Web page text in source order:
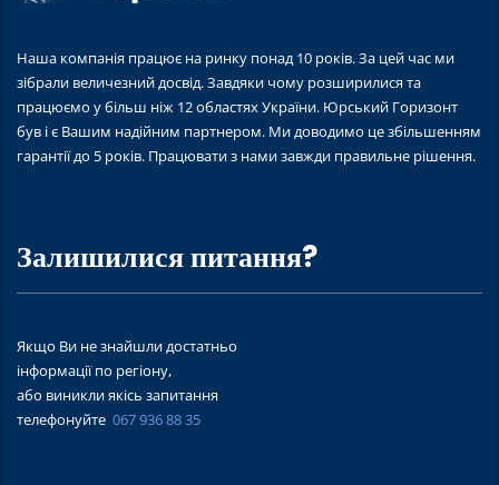
Наша компанія працює на ринку понад 10 років. За цей час ми
зібрали величезний досвід. Завдяки чому розширилися та
працюємо у більш ніж 12 областях України. Юрський Горизонт
був і є Вашим надійним партнером. Ми доводимо це збільшенням
гарантії до 5 років. Працювати з нами завжди правильне рішення.
Залишилися питання?
Якщо Ви не знайшли достатньо
інформації по регіону,
або виникли якісь запитання
телефонуйте 067 936 88 35